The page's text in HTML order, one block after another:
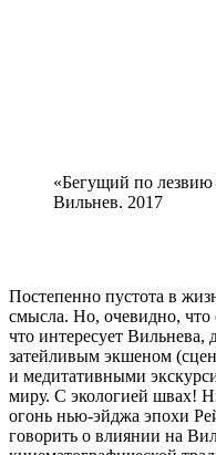
«Бегущий по
Вильнев. 2017
Постепенно пустота в
смысла. Но, очевидно,
что интересует
затейливым экшеном
и медитативными
миру. С экологией швах!
огонь нью-эйджа эпохи
говорить о влиянии на